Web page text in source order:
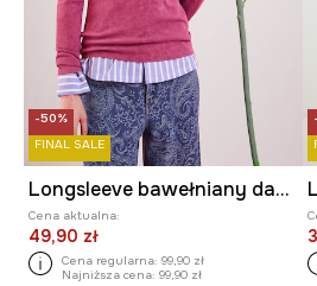
-50%
FINAL SALE
Longsleeve bawełniany damski z elastanem prążkowany
Cena aktualna:
49,90 zł
Cena regularna: 99,90 zł
Najniższa cena: 99,90 zł